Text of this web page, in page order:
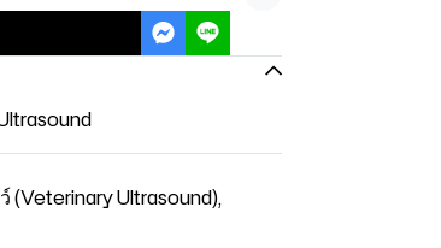
(Veterinary Ultrasound),